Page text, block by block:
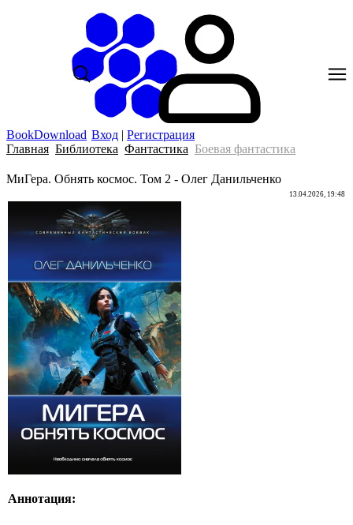
BookDownload Вход | Регистрация
Главная Библиотека Фантастика Боевая фантастика
МиГера. Обнять космос. Том 2 - Олег Данильченко
13.04.2026, 19:48
Аннотация: